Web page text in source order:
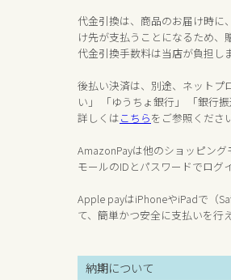
代金引換は、商品のお届け時に
け先が支払うことになるため、
代金引換手数料は当店が負担しま
後払い決済は、別途、ネットプ
い」 「ゆうちょ銀行」 「銀行
詳しくはこちらをご参照くださ
AmazonPayは他のショッピン
モールのIDとパスワードでログ
Apple payはiPhoneやiPadで（
て、簡単かつ安全に支払いを行
納期について